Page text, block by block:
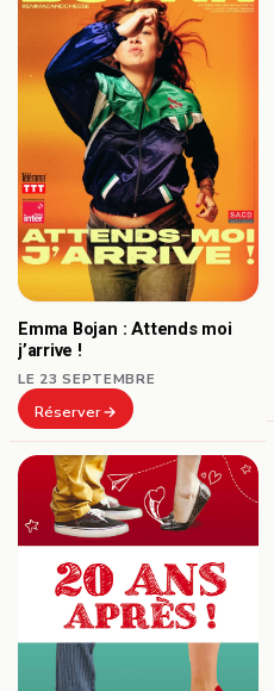
Emma Bojan : Attends moi
j’arrive !
LE 23 SEPTEMBRE
Réserver